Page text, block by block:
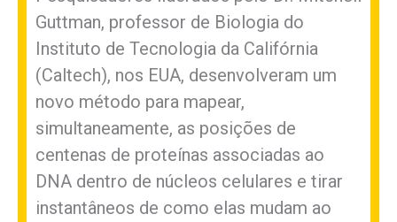
Guttman, professor de Biologia do
Instituto de Tecnologia da Califórnia
(Caltech), nos EUA, desenvolveram um
novo método para mapear,
simultaneamente, as posições de
centenas de proteínas associadas ao
DNA dentro de núcleos celulares e tirar
instantâneos de como elas mudam ao